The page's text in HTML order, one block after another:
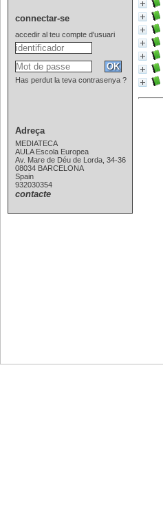
connectar-se
accedir al teu compte d'usuari
Has perdut la teva contrasenya ?
Adreça
MEDIATECA
AULA Escola Europea
Av. Mare de Déu de Lorda, 34-36
08034 BARCELONA
Spain
932030354
contacte